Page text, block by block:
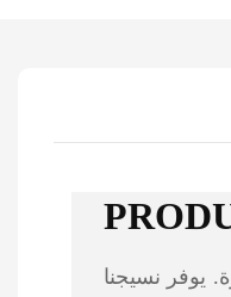
يوفر نسيجنا